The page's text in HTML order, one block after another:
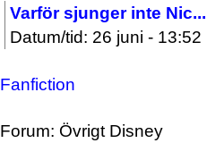
Varför sjunger inte Nic...
Datum/tid: 26 juni - 13:52
Fanfiction
Forum: Övrigt Disney